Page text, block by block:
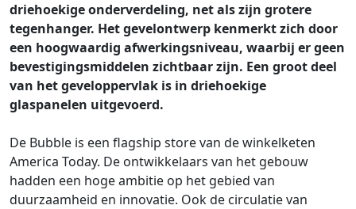
driehoekige onderverdeling, net als zijn grotere
tegenhanger. Het gevelontwerp kenmerkt zich door
een hoogwaardig afwerkingsniveau, waarbij er geen
bevestigingsmiddelen zichtbaar zijn. Een groot deel
van het geveloppervlak is in driehoekige
glaspanelen uitgevoerd.
De Bubble is een flagship store van de winkelketen
America Today. De ontwikkelaars van het gebouw
hadden een hoge ambitie op het gebied van
duurzaamheid en innovatie. Ook de circulatie van